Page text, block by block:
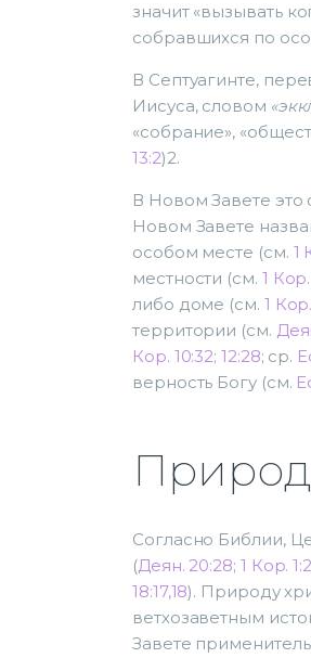
значит «вызывать
собравшихся по
В Септуагинте,
Иисуса, словом
«собрание»,
13:2)2.
В Новом Завете это
Новом Завете
особом месте (см. 1
местности (см. 1 Кор.
либо доме (см. 1
территории (см.
Кор. 10:32; 12:28; ср.
верность Богу (см.
Согласно Библии,
(Деян. 20:28; 1 Кор.
18:17,18). Природу
ветхозаветным
Завете